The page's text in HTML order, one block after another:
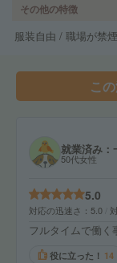
その他の特徴
服装自由 / 職場が禁
こ
就業済み：
50代女性
5.0
対応の迅速さ 5.0
フルタイムで働
役に立った！ 14